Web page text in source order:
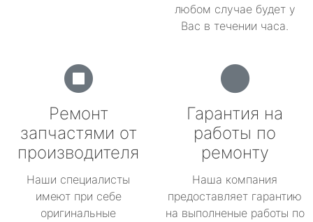
любом случае будет у
Вас в течении часа.
Ремонт
запчастями от
производителя
Наши специалисты
имеют при себе
оригинальные
Гарантия на
работы по
ремонту
Наша компания
предоставляет гарантию
на выполненые работы по